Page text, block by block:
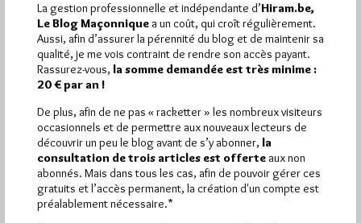
visiteset 3 133 pages ont été lues (Source :
Pirsch.io)
Plus d’informations
La gestion professionnelle et indépendante d’Hiram.be,
Le Blog Maçonnique a un coût, qui croît régulièrement.
Aussi, afin d’assurer la pérennité du blog et de maintenir sa
qualité, je me vois contraint de rendre son accès payant.
Rassurez-vous, la somme demandée est très minime :
20 € par an !
De plus, afin de ne pas « racketter » les nombreux visiteurs
occasionnels et de permettre aux nouveaux lecteurs de
découvrir un peu le blog avant de s’y abonner, la
consultation de trois articles est offerte aux non
abonnés. Mais dans tous les cas, afin de pouvoir gérer ces
gratuits et l’accès permanent, la création d'un compte est
préalablement nécessaire.*